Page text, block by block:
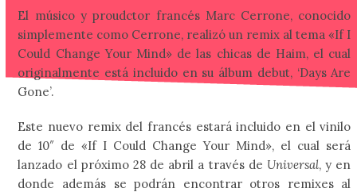
El músico y proudctor francés Marc Cerrone, conocido
simplemente como Cerrone, realizó un remix al tema «If I
Could Change Your Mind» de las chicas de Haim, el cual
originalmente está incluido en su álbum debut, ‘Days Are
Gone’.
Este nuevo remix del francés estará incluido en el vinilo
de 10″ de «If I Could Change Your Mind», el cual será
lanzado el próximo 28 de abril a través de Universal, y en
donde además se podrán encontrar otros remixes al